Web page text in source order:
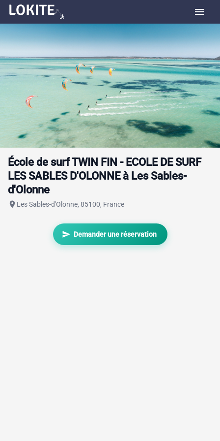
menu
École de surf TWIN FIN - ECOLE DE SURF
LES SABLES D'OLONNE à Les Sables-
d'Olonne
place Les Sables-d'Olonne, 85100, France
send Demander une réservation